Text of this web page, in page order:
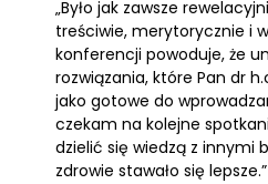
„Było jak zawsze
treściwie, merytorycznie i
konferencji powoduje, że
rozwiązania, które Pan dr
jako gotowe do
czekam na kolejne
dzielić się wiedzą z innymi
zdrowie stawało się